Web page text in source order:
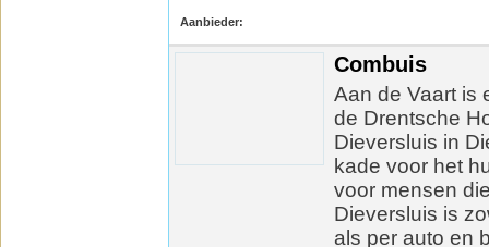
Aanbieder:
Combuis
Aan de Vaart is
de Drentsche
Dieversluis in
kade voor het
voor mensen
Dieversluis is
als per auto en